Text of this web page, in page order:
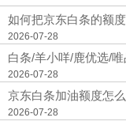
政
所
白
如何把京东白条的额
2026-07-28
白条/羊小咩/鹿优选/
2026-07-28
京东白条加油额度怎
2026-07-28